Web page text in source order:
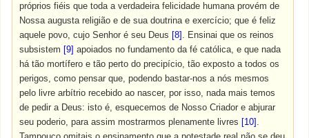
próprios fiéis que toda a verdadeira felicidade humana provém de
Nossa augusta religião e de sua doutrina e exercício; que é feliz
aquele povo, cujo Senhor é seu Deus [8] . Ensinai que os reinos
subsistem [9] apoiados no fundamento da fé católica, e que nada
há tão mortífero e tão perto do precipício, tão exposto a todos os
perigos, como pensar que, podendo bastar-nos a nós mesmos
pelo livre arbítrio recebido ao nascer, por isso, nada mais temos
de pedir a Deus: isto é, esquecemos de Nosso Criador e abjurar
seu poderio, para assim mostrarmos plenamente livres [10] .